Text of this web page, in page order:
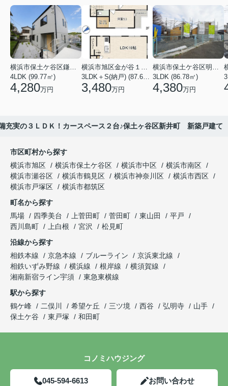
横浜市保土ケ谷区鎌谷町
4LDK (99.77㎡)
4,280万円
横浜市旭区金が谷１丁目
3LDK＋S(納戸) (87.61㎡)
3,480万円
横浜市保土ケ谷区明神台
3LDK (86.78㎡)
4,380万円
充実の３ＬＤＫ！カースペース２台♪保土ヶ谷区新井町 新築戸建て
市区町村から探す
横浜市旭区
横浜市保土ケ谷区 横浜市中区
横浜市南区
横浜市瀬谷区
横浜市鶴見区 横浜市神奈川区
横浜市西区
横浜市戸塚区
横浜市都筑区
町名から探す
馬場
四季美台 上菅田町 菅田町 東山田
平戸
西川島町
上白根 宮沢
松見町
沿線から探す
相鉄本線
京急本線 ブルーライン
京浜東北線
相鉄いずみ野線
横浜線 根岸線
横須賀線
湘南新宿ライン宇須
東急東横線
駅から探す
鶴ケ峰
二俣川 希望ケ丘 三ツ境 西谷 弘明寺
山手
保土ケ谷
東戸塚 和田町
コノミハウジング
045-594-6613 お問い合わせ